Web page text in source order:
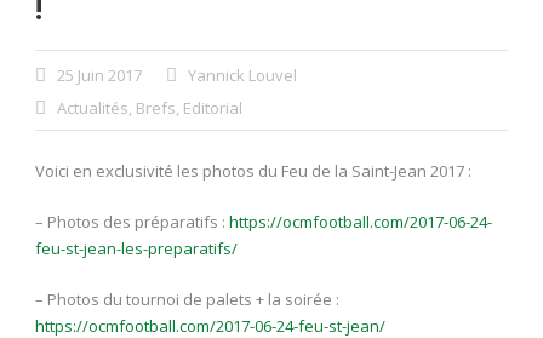
25 Juin 2017
Yannick Louvel
Actualités, Brefs, Editorial
Voici en exclusivité les photos du Feu de la Saint-Jean 2017 :
– Photos des préparatifs : https://ocmfootball.com/2017-06-24-
feu-st-jean-les-preparatifs/
– Photos du tournoi de palets + la soirée :
https://ocmfootball.com/2017-06-24-feu-st-jean/